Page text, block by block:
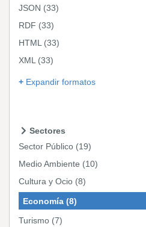
JSON (33)
RDF (33)
HTML (33)
XML (33)
Expandir formatos
Sectores
Sector Público (19)
Medio Ambiente (10)
Cultura y Ocio (8)
Economía (8)
Turismo (7)